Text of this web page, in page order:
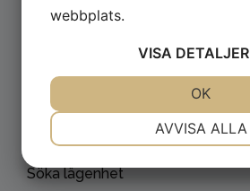
Jobba hos oss
Felanmälan
Söka lägenhet
webbplats.
VISA DETALJER
MARKNADSFÖRING
AVVISA ALLA
OK